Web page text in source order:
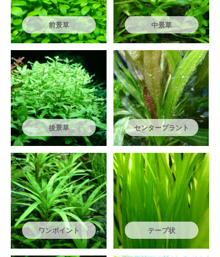
前景草 中景草
後景草 センタープラント
ワンポイント テープ状